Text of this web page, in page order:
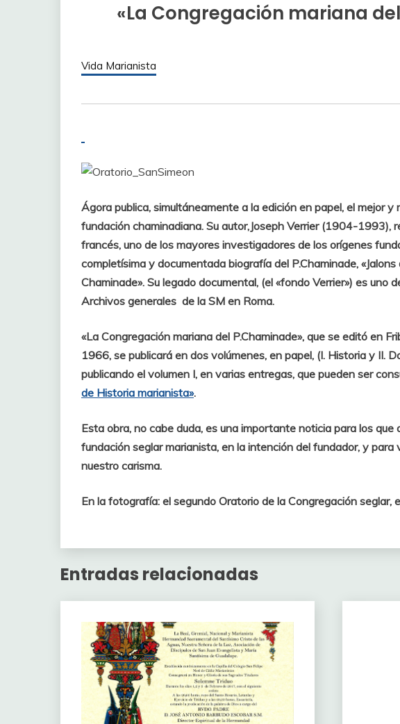
«La Congregación mariana
Vida Marianista
Ágora publica, simultáneamente a la edición en papel, el mejor
fundación chaminadiana. Su autor,Joseph Verrier (1904-1993),
francés, uno de los mayores investigadores de los orígenes
completísima y documentada biografía del P.Chaminade, «Jalons
Chaminade». Su legado documental, (el «fondo Verrier») es uno
Archivos generales de la SM en Roma.
«La Congregación mariana del P.Chaminade», que se editó en
1966, se publicará en dos volúmenes, en papel, (I. Historia y II.
publicando el volumen I, en varias entregas, que pueden ser
de Historia marianista».
Esta obra, no cabe duda, es una importante noticia para los que
fundación seglar marianista, en la intención del fundador, y
nuestro carisma.
En la fotografía: el segundo Oratorio de la Congregación seglar,
Entradas relacionadas